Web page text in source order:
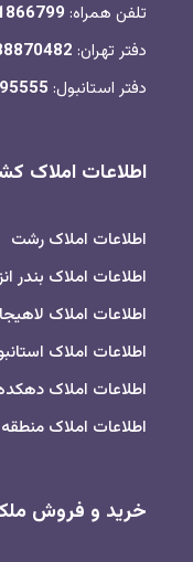
تلفن همراه:
دفتر تهران:
دفتر استانبول:
اطلاعات املاک
اطلاعات املاک رشت
اطلاعات املاک بندر
اطلاعات املاک
اطلاعات املاک
اطلاعات املاک
اطلاعات املاک منطقه
خرید و فروش